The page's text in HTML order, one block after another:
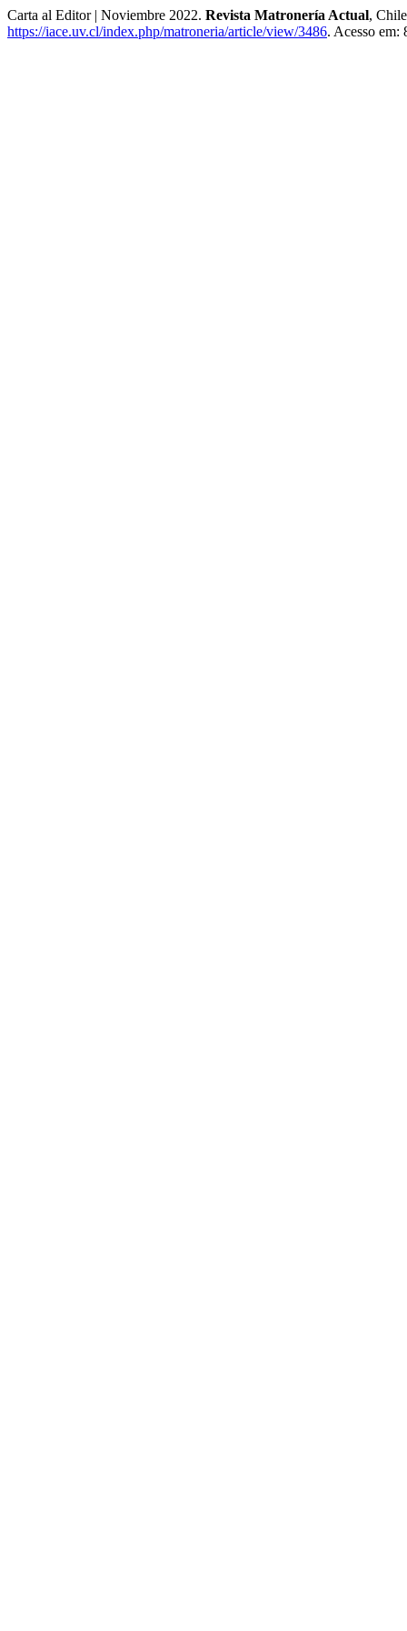
Carta al Editor | Noviembre 2022. Revista Matronería Actual,
https://iace.uv.cl/index.php/matroneria/article/view/3486. Acesso em: